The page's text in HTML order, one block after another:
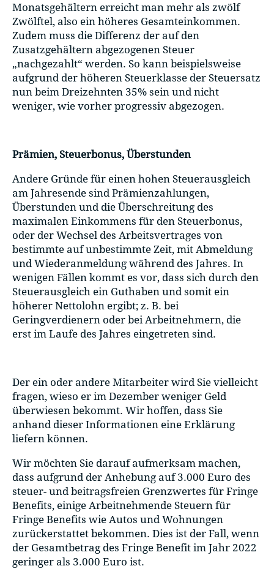
Monatsgehältern erreicht man mehr als zwölf
Zwölftel, also ein höheres Gesamteinkommen.
Zudem muss die Differenz der auf den
Zusatzgehältern abgezogenen Steuer
„nachgezahlt“ werden. So kann beispielsweise
aufgrund der höheren Steuerklasse der Steuersatz
nun beim Dreizehnten 35% sein und nicht
weniger, wie vorher progressiv abgezogen.
Prämien, Steuerbonus, Überstunden
Andere Gründe für einen hohen Steuerausgleich
am Jahresende sind Prämienzahlungen,
Überstunden und die Überschreitung des
maximalen Einkommens für den Steuerbonus,
oder der Wechsel des Arbeitsvertrages von
bestimmte auf unbestimmte Zeit, mit Abmeldung
und Wiederanmeldung während des Jahres. In
wenigen Fällen kommt es vor, dass sich durch den
Steuerausgleich ein Guthaben und somit ein
höherer Nettolohn ergibt; z. B. bei
Geringverdienern oder bei Arbeitnehmern, die
erst im Laufe des Jahres eingetreten sind.
Der ein oder andere Mitarbeiter wird Sie vielleicht
fragen, wieso er im Dezember weniger Geld
überwiesen bekommt. Wir hoffen, dass Sie
anhand dieser Informationen eine Erklärung
liefern können.
Wir möchten Sie darauf aufmerksam machen,
dass aufgrund der Anhebung auf 3.000 Euro des
steuer- und beitragsfreien Grenzwertes für Fringe
Benefits, einige Arbeitnehmende Steuern für
Fringe Benefits wie Autos und Wohnungen
zurückerstattet bekommen. Dies ist der Fall, wenn
der Gesamtbetrag des Fringe Benefit im Jahr 2022
geringer als 3.000 Euro ist.